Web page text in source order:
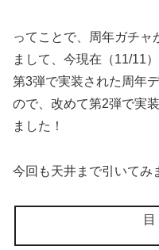
ってことで、周年ガチャ
まして、今現在（11/11
第3弾で実装された周年
ので、改めて第2弾で実
ました！
今回も天井まで引いてみ